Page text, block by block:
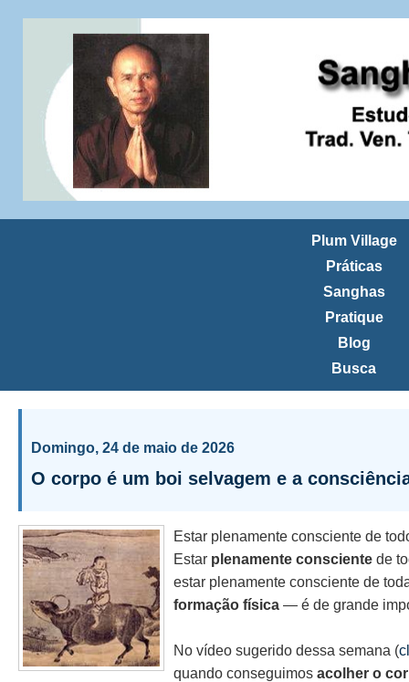
Plum Village
Práticas
Sanghas
Pratique
Blog
Busca
Domingo, 24 de maio de 2026
O corpo é um boi selvagem e a
Estar plenamente consciente de
Estar plenamente consciente de
estar plenamente consciente de
formação física — é de grande
No vídeo sugerido dessa semana (
quando conseguimos acolher o